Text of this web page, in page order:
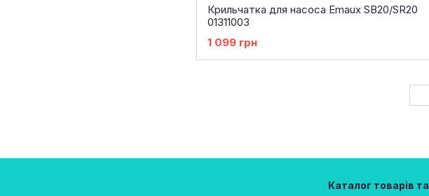
Крильчатка для насоса Emaux SB20/SR20
01311003
1 099 грн
Каталог товарів та